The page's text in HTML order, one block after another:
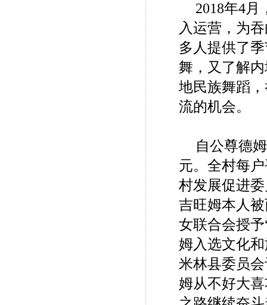
2018年4
入运营，为
多人提供了
舞，又了解
地民族舞蹈
流的机会。
自公尊德
元。全村每
村发展促进
吉旺姆本人
女联合会授
姆入选文化
米林县委员
姆从不好大